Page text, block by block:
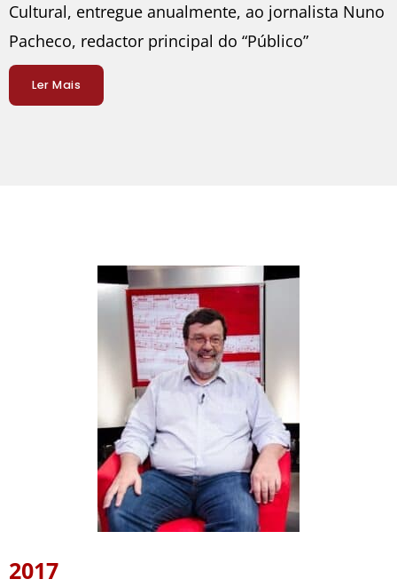
Cultural, entregue anualmente, ao jornalista Nuno
Pacheco, redactor principal do “Público”
Ler Mais
2017